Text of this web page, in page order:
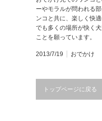
ーやモラルが問われる
ンコと共に、楽しく快
でも多くの場所が快く
ことを願っています。
2013/7/19 おでかけ
トップページに戻る